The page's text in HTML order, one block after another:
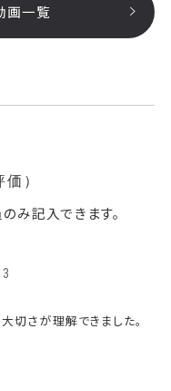
画一覧
価）
み記入できます。
切さが理解できました。